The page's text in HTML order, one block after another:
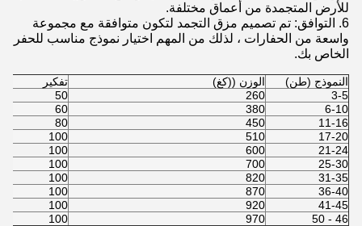
للأرض المتجمدة من أعماق مختلفة.
6. التوافق: تم تصميم مزق التجمد لتكون متوافقة مع مجموعة
واسعة من الحفارات ، لذلك من المهم اختيار نموذج مناسب للحفر
الخاص بك.
النموذج (طن) الوزن ((كغ)
تفكير
3-5
260
50
6-10
380
60
11-16
450
80
17-20
510
100
21-24
600
100
25-30
700
100
31-35
820
100
36-40
870
100
41-45
920
100
46 - 50
970
100